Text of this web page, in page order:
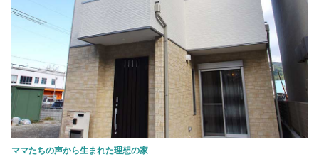
ママたちの声から生まれた理想の家